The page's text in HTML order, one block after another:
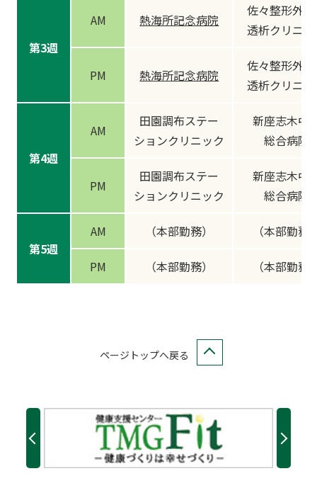
第3週
AM 熱海所記念病院
佐々整形外
透析クリニ
PM 熱海所記念病院
佐々整形外
透析クリニ
第4週
AM
田園調布ステー
ションクリニック
新座志木中
総合病院
PM
田園調布ステー
ションクリニック
新座志木中
総合病院
第5週
AM （本部勤務） （本部勤務
PM （本部勤務） （本部勤務
ページトップへ戻る